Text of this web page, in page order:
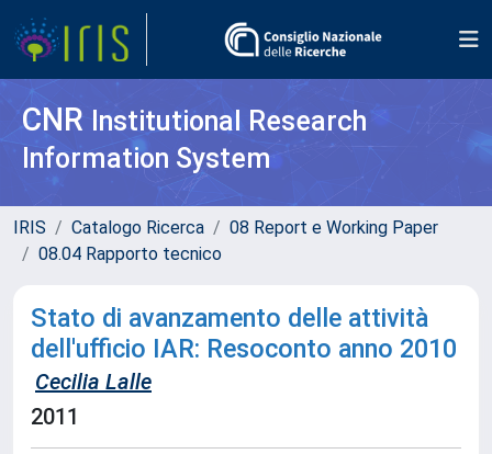
CNR Institutional Research
Information System
IRIS Catalogo Ricerca
08 Report e Working Paper
08.04 Rapporto tecnico
Stato di avanzamento delle attività
dell'ufficio IAR: Resoconto anno 2010
Cecilia Lalle
2011